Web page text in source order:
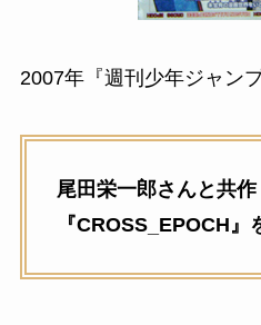
2007年『週刊少年ジャン
尾田栄一郎さんと共作
『CROSS_EPOCH』